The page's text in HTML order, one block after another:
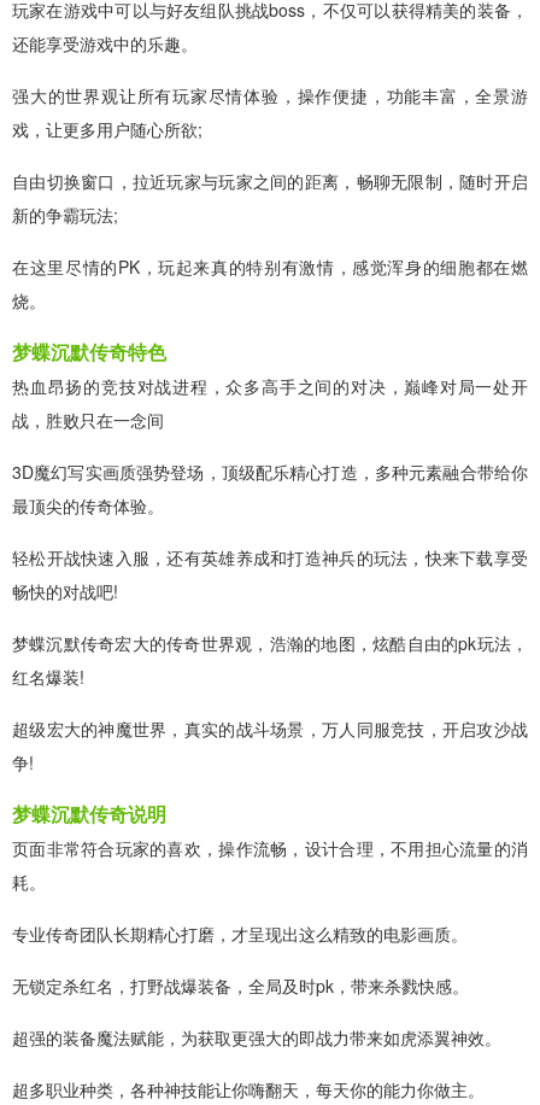
玩家在游戏中可以与好友组队挑战boss，不仅可以获得精美的装备，
还能享受游戏中的乐趣。
强大的世界观让所有玩家尽情体验，操作便捷，功能丰富，全景游
戏，让更多用户随心所欲;
自由切换窗口，拉近玩家与玩家之间的距离，畅聊无限制，随时开启
新的争霸玩法;
在这里尽情的PK，玩起来真的特别有激情，感觉浑身的细胞都在燃
烧。
梦蝶沉默传奇特色
热血昂扬的竞技对战进程，众多高手之间的对决，巅峰对局一处开
战，胜败只在一念间
3D魔幻写实画质强势登场，顶级配乐精心打造，多种元素融合带给你
最顶尖的传奇体验。
轻松开战快速入服，还有英雄养成和打造神兵的玩法，快来下载享受
畅快的对战吧!
梦蝶沉默传奇宏大的传奇世界观，浩瀚的地图，炫酷自由的pk玩法，
红名爆装!
超级宏大的神魔世界，真实的战斗场景，万人同服竞技，开启攻沙战
争!
梦蝶沉默传奇说明
页面非常符合玩家的喜欢，操作流畅，设计合理，不用担心流量的消
耗。
专业传奇团队长期精心打磨，才呈现出这么精致的电影画质。
无锁定杀红名，打野战爆装备，全局及时pk，带来杀戮快感。
超强的装备魔法赋能，为获取更强大的即战力带来如虎添翼神效。
超多职业种类，各种神技能让你嗨翻天，每天你的能力你做主。